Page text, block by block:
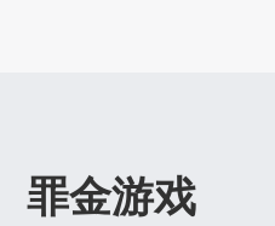
罪金游戏